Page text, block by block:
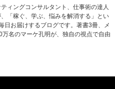
ィングコンサルタント、仕事術の達人
「稼ぐ、学ぶ、悩みを解消する」とい
日お届けするブログです。著書3冊、メ
名のマーケ孔明が、独自の視点で自由